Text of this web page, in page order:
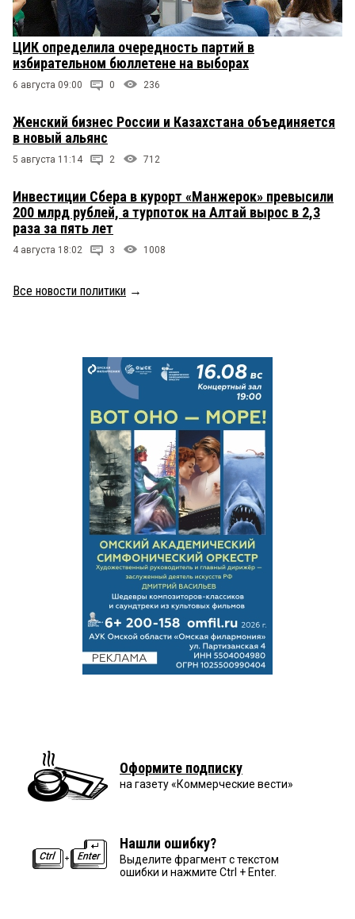
ЦИК определила очередность партий в
избирательном бюллетене на выборах
6 августа 09:00 0 236
Женский бизнес России и Казахстана объединяется
в новый альянс
5 августа 11:14 2 712
Инвестиции Сбера в курорт «Манжерок» превысили
200 млрд рублей, а турпоток на Алтай вырос в 2,3
раза за пять лет
4 августа 18:02 3 1008
Все новости политики →
Оформите подписку
на газету «Коммерческие вести»
Нашли ошибку?
Выделите фрагмент с текстом
ошибки и нажмите Ctrl + Enter.